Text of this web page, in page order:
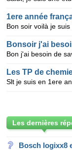
1ere année
Les TP de
Les dernières
Bosch logixx8